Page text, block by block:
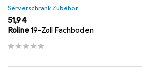
Serverschrank Zubehör
EUR
51,94
Roline19-Zoll Fachboden